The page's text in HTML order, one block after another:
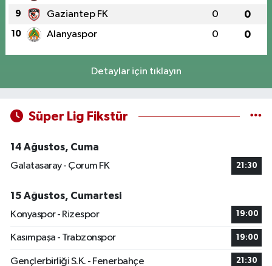
9 Gaziantep FK 0 0
10 Alanyaspor 0 0
Detaylar için tıklayın
Süper Lig Fikstür
14 Ağustos, Cuma
Galatasaray - Çorum FK
21:30
15 Ağustos, Cumartesi
Konyaspor - Rizespor
19:00
Kasımpaşa - Trabzonspor 19:00
Gençlerbirliği S.K. - Fenerbahçe 21:30